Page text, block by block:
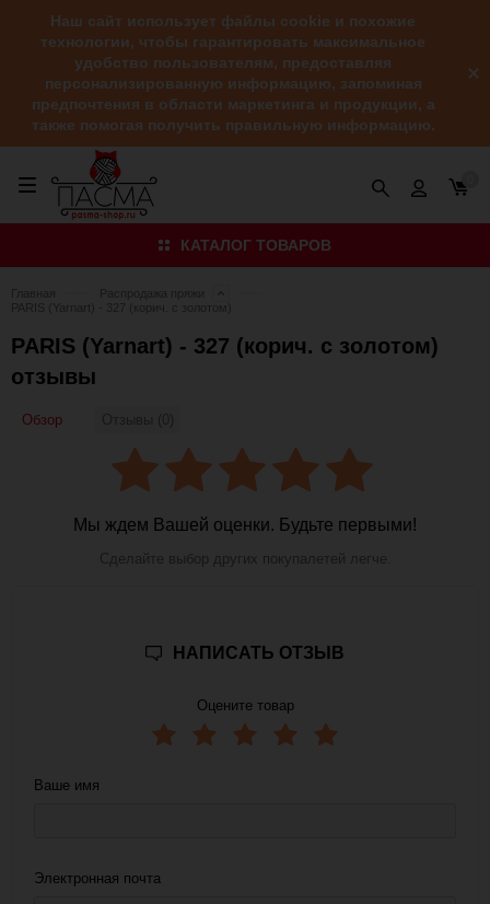
Наш сайт использует файлы cookie и похожие
технологии, чтобы гарантировать максимальное
удобство пользователям, предоставляя
персонализированную информацию, запоминая
предпочтения в области маркетинга и продукции, а
также помогая получить правильную информацию.
КАТАЛОГ ТОВАРОВ
Главная
Распродажа пряжи
PARIS (Yarnart) - 327 (корич. с золотом)
PARIS (Yarnart) - 327 (корич. с золотом)
отзывы
Обзор
Мы ждем Вашей оценки. Будьте первыми!
Сделайте выбор других покупалетей легче.
НАПИСАТЬ ОТЗЫВ
Оцените товар
Ваше имя
Электронная почта